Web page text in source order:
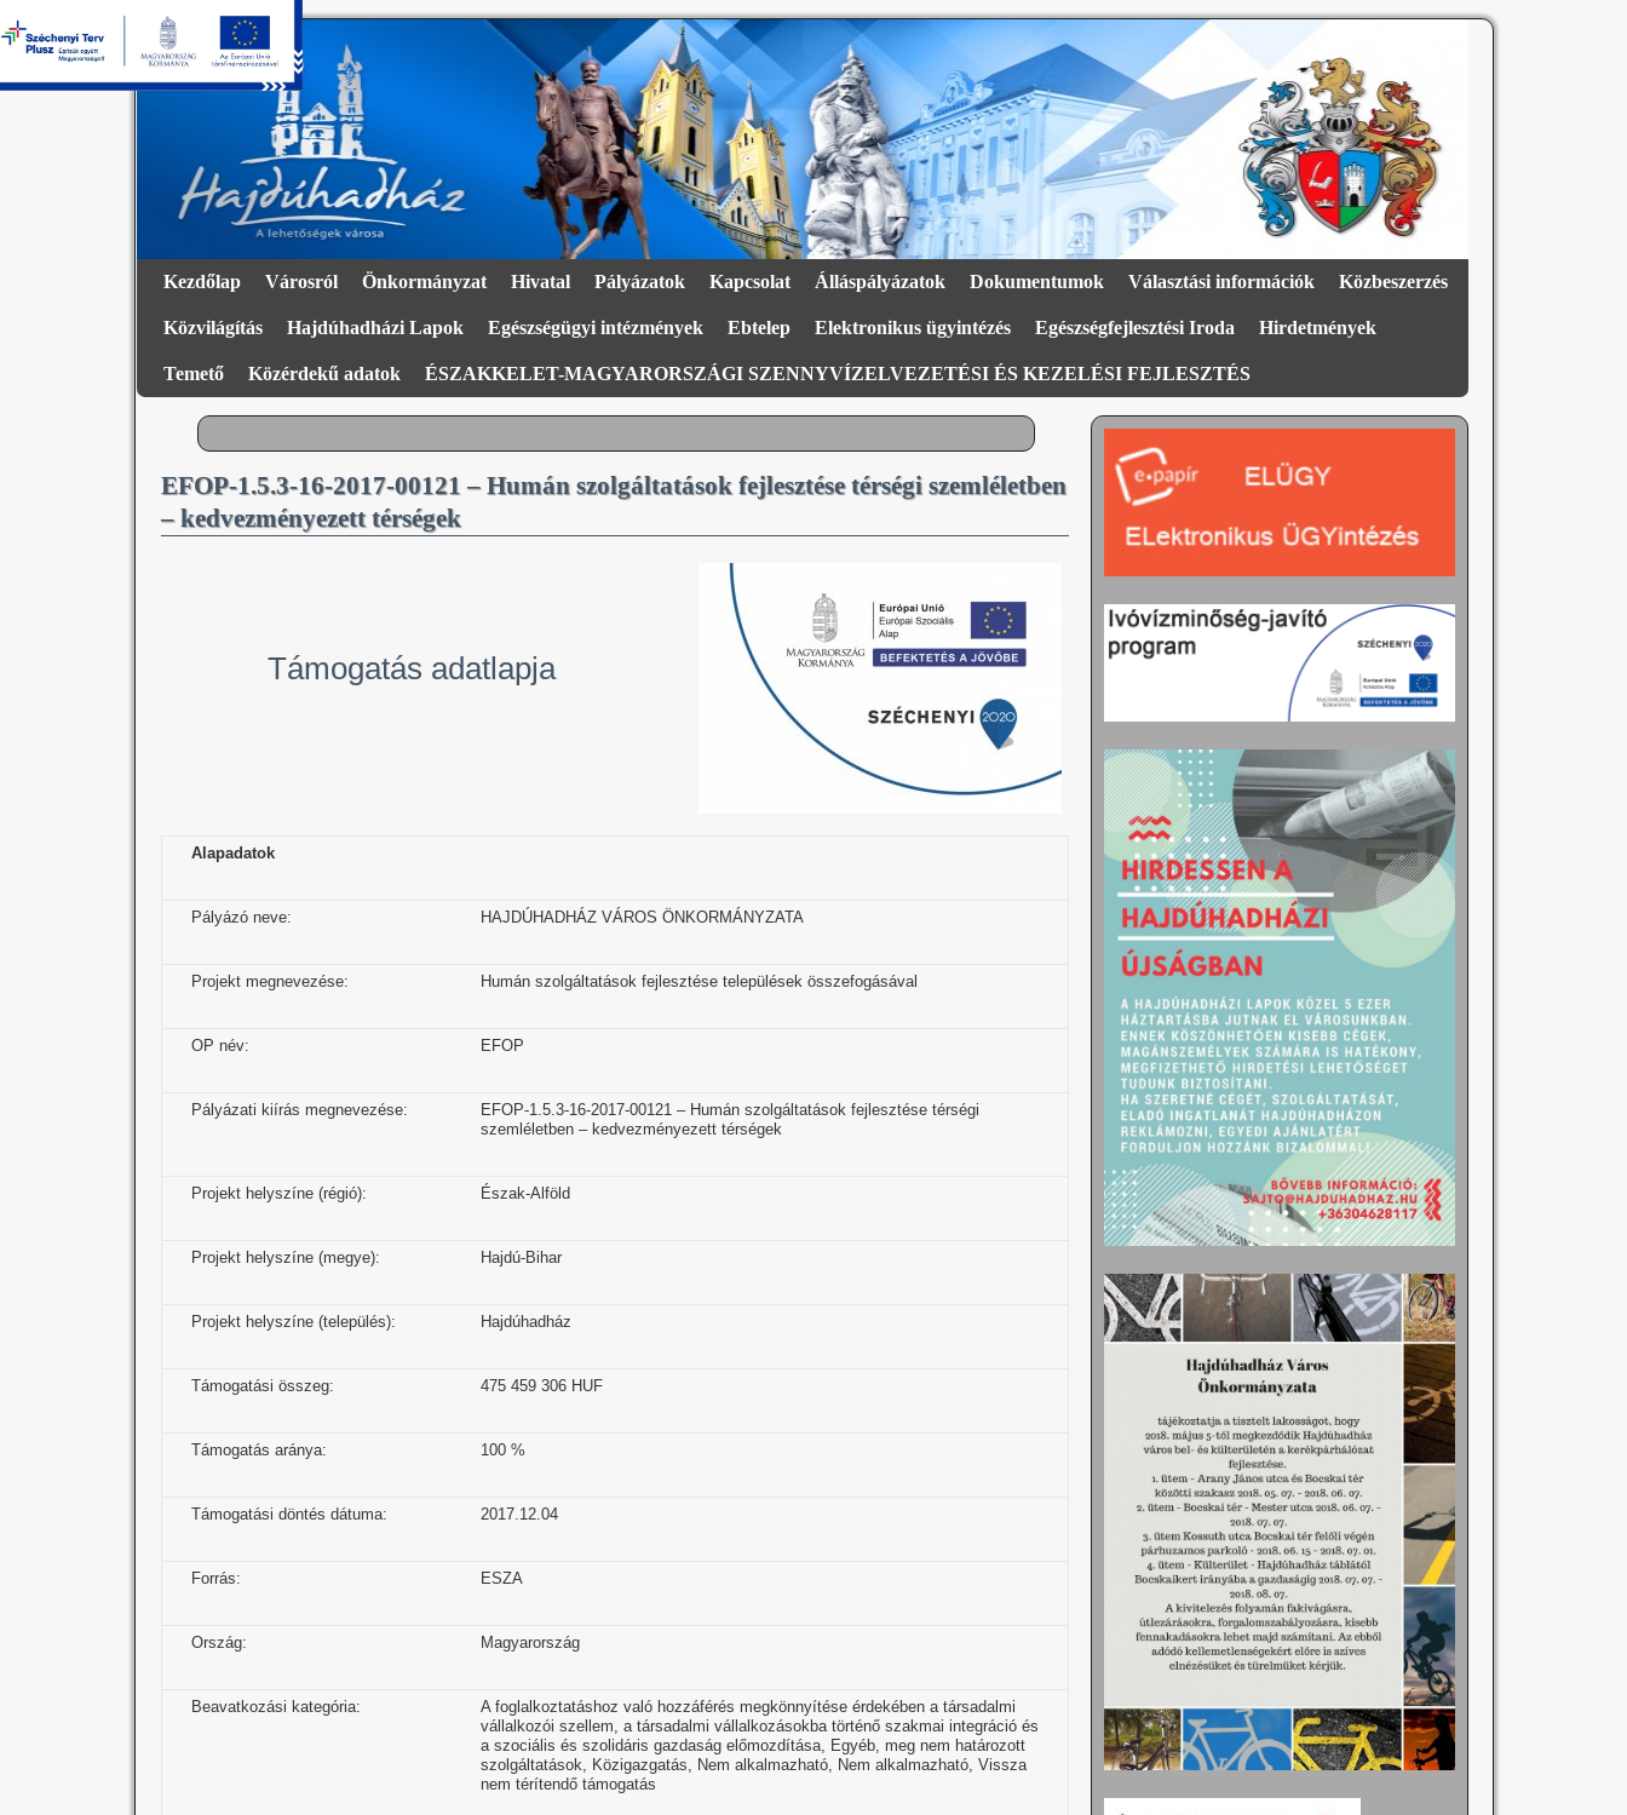
Kezdőlap Városról Önkormányzat Hivatal Pályázatok Kapcsolat Álláspályázatok Dokumentumok Választási információk Közbeszerzés
Közvilágítás Hajdúhadházi Lapok Egészségügyi intézmények Ebtelep Elektronikus ügyintézés Egészségfejlesztési Iroda Hirdetmények
Temető Közérdekű adatok ÉSZAKKELET-MAGYARORSZÁGI SZENNYVÍZELVEZETÉSI ÉS KEZELÉSI FEJLESZTÉS
EFOP-1.5.3-16-2017-00121 – Humán szolgáltatások fejlesztése térségi szemléletben
– kedvezményezett térségek
Támogatás adatlapja
Alapadatok
Pályázó neve: HAJDÚHADHÁZ VÁROS ÖNKORMÁNYZATA
Projekt megnevezése: Humán szolgáltatások fejlesztése települések összefogásával
OP név: EFOP
Pályázati kiírás megnevezése:
EFOP-1.5.3-16-2017-00121 – Humán szolgáltatások fejlesztése térségi
szemléletben – kedvezményezett térségek
Projekt helyszíne (régió): Észak-Alföld
Projekt helyszíne (megye): Hajdú-Bihar
Projekt helyszíne (település): Hajdúhadház
Támogatási összeg: 475 459 306 HUF
Támogatás aránya: 100 %
Támogatási döntés dátuma: 2017.12.04
Forrás: ESZA
Ország: Magyarország
Beavatkozási kategória:
A foglalkoztatáshoz való hozzáférés megkönnyítése érdekében a társadalmi
vállalkozói szellem, a társadalmi vállalkozásokba történő szakmai integráció és
a szociális és szolidáris gazdaság előmozdítása, Egyéb, meg nem határozott
szolgáltatások, Közigazgatás, Nem alkalmazható, Nem alkalmazható, Vissza
nem térítendő támogatás